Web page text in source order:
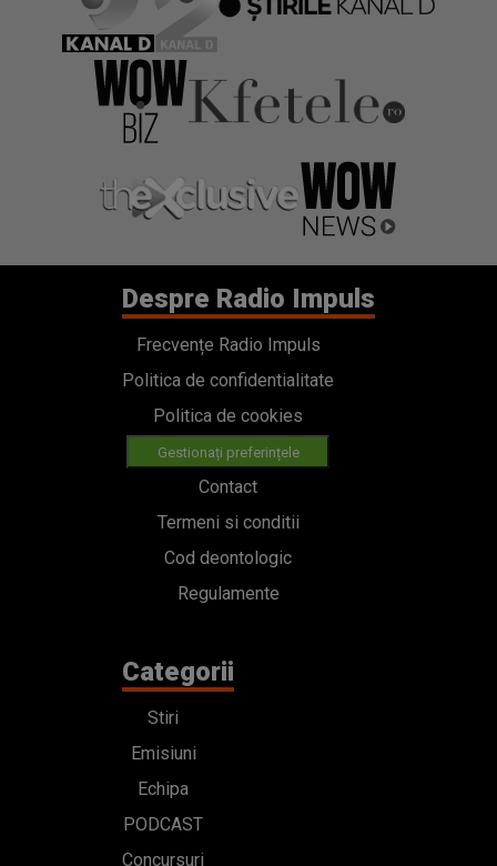
Despre Radio Impuls
Frecvențe Radio Impuls
Politica de confidentialitate
Politica de cookies
Gestionați preferințele
Contact
Termeni si conditii
Cod deontologic
Regulamente
Categorii
Stiri
Emisiuni
Echipa
PODCAST
Concursuri